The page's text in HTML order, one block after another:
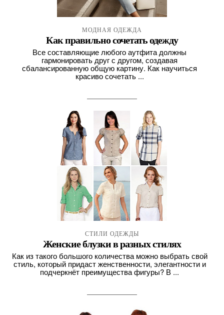
МОДНАЯ ОДЕЖДА
,
СТИЛИ ОДЕЖДЫ
Как правильно сочетать одежду
Все составляющие любого аутфита должны
гармонировать друг с другом, создавая
сбалансированную общую картину. Как научиться
красиво сочетать ...
СТИЛИ ОДЕЖДЫ
Женские блузки в разных стилях
Как из такого большого количества можно выбрать свой
стиль, который придаст женственности, элегантности и
подчеркнёт преимущества фигуры? В ...